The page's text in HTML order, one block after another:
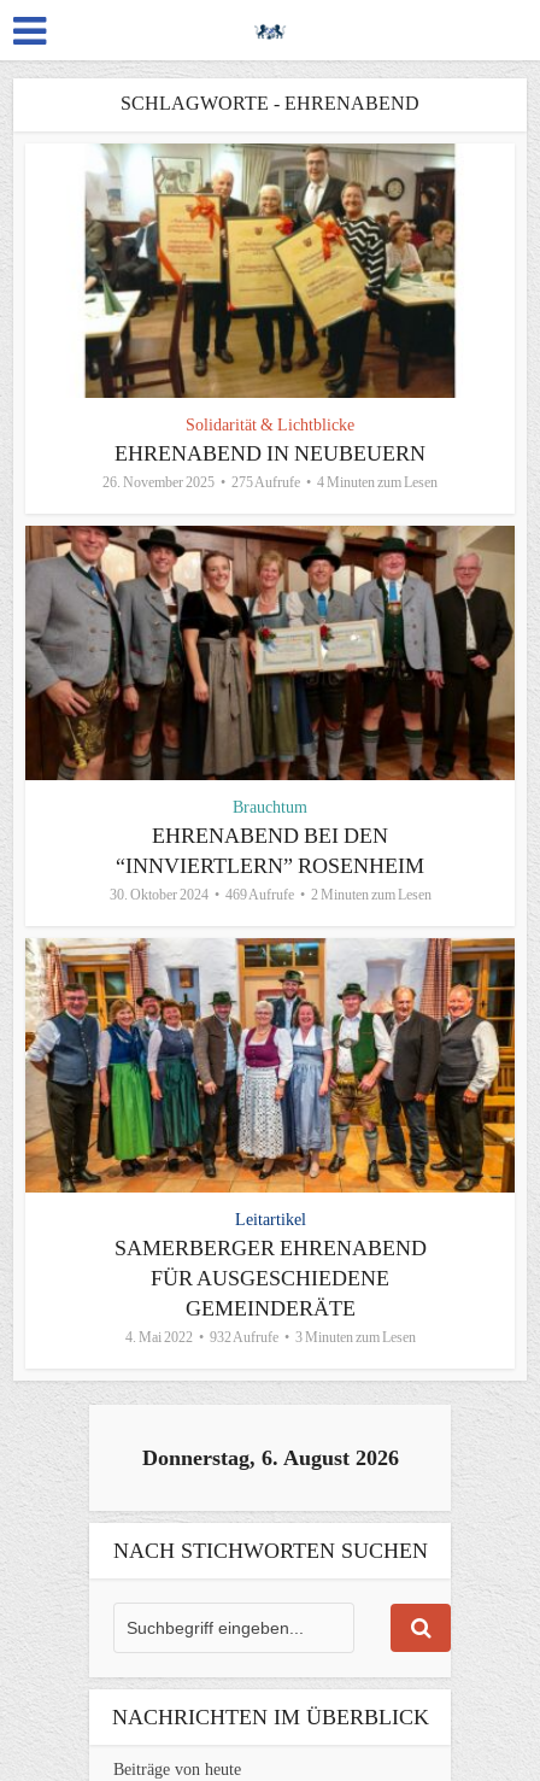
SCHLAGWORTE - EHRENABEND
Solidarität & Lichtblicke
EHRENABEND IN NEUBEUERN
26. November 2025 275 Aufrufe 4 Minuten zum Lesen
Brauchtum
EHRENABEND BEI DEN
“INNVIERTLERN” ROSENHEIM
30. Oktober 2024 469 Aufrufe 2 Minuten zum Lesen
Leitartikel
SAMERBERGER EHRENABEND
FÜR AUSGESCHIEDENE
GEMEINDERÄTE
4. Mai 2022 932 Aufrufe 3 Minuten zum Lesen
Donnerstag, 6. August 2026
NACH STICHWORTEN SUCHEN
NACHRICHTEN IM ÜBERBLICK
Beiträge von heute